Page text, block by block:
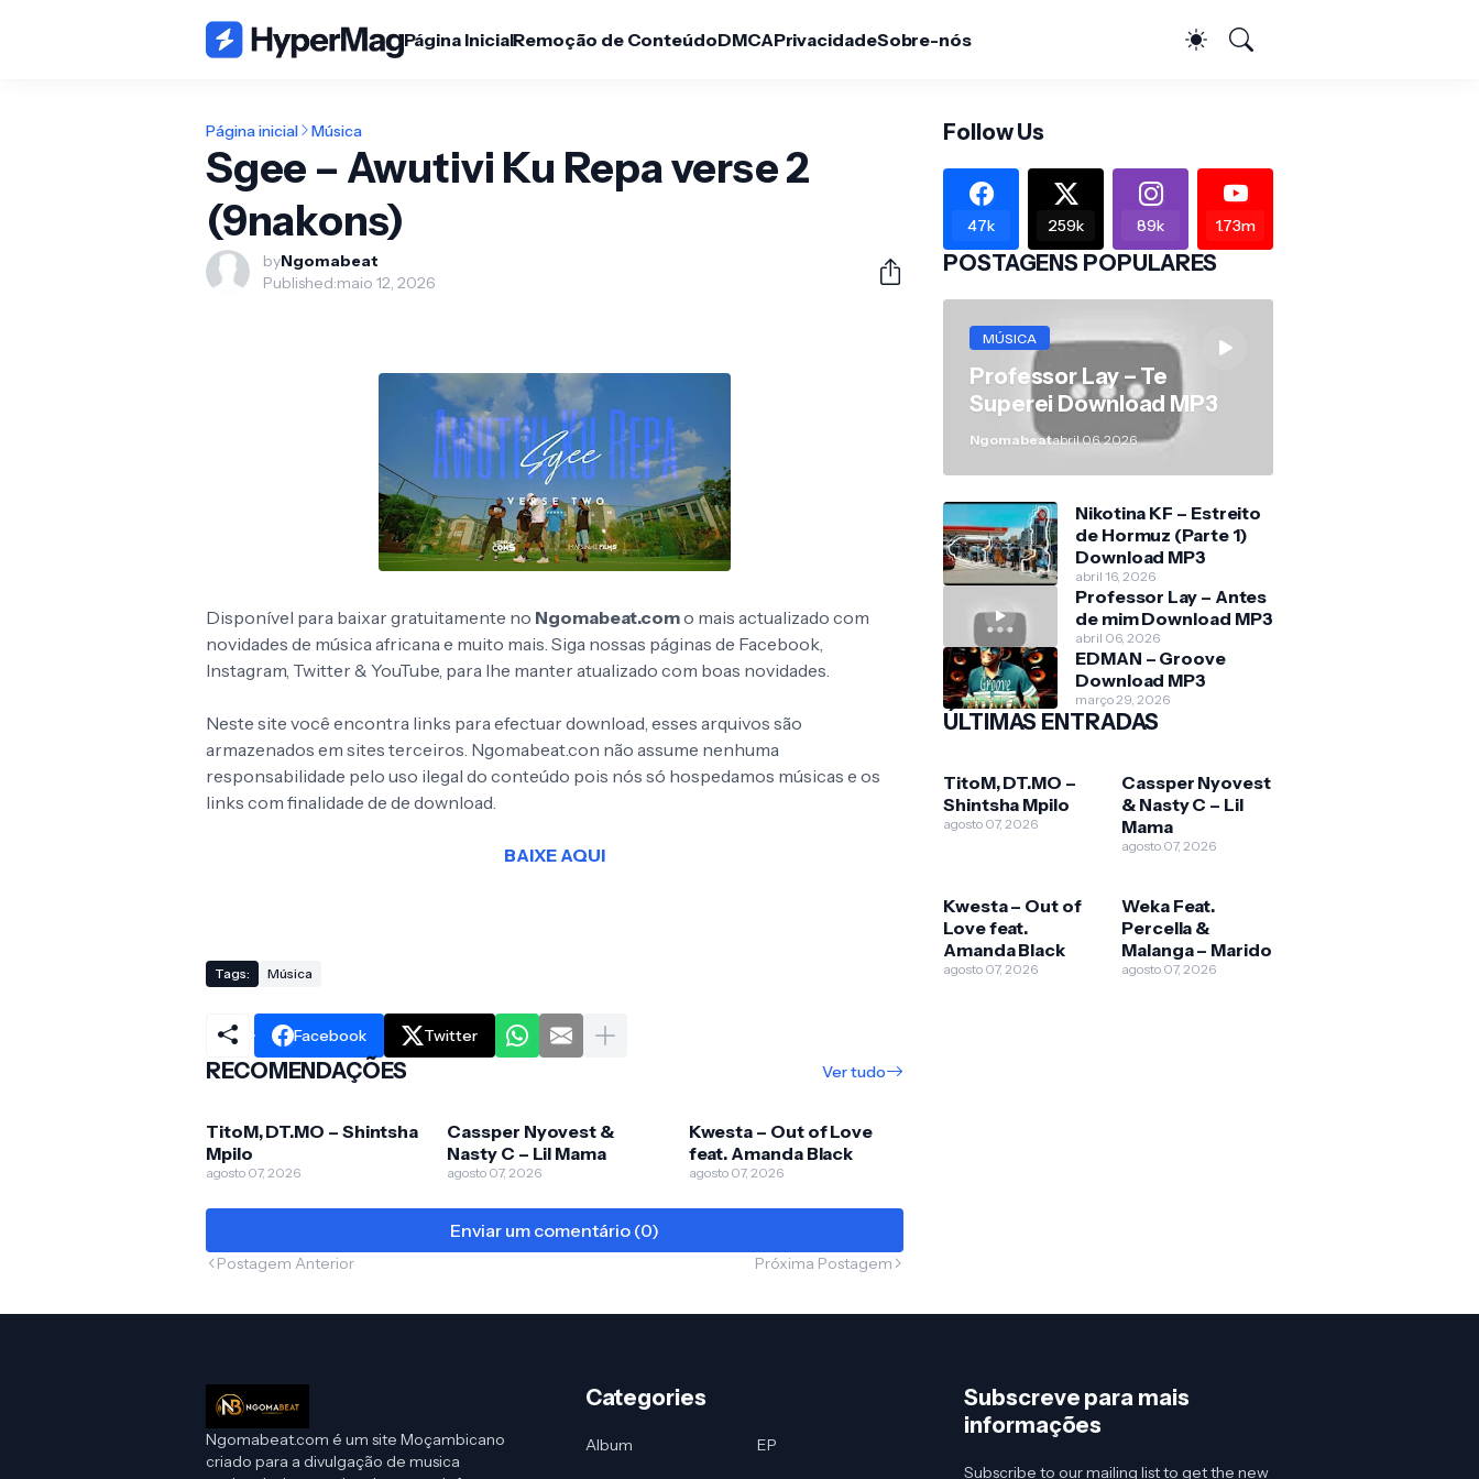
Página InicialRemoção de ConteúdoDMCAPrivacidadeSobre-nós
Página inicial Música
Sgee – Awutivi Ku Repa verse 2
(9nakons)
byNgomabeat
Published:maio 12, 2026
Disponível para baixar gratuitamente no Ngomabeat.como mais actualizado com
novidades de música africana e muito mais. Siga nossas páginas de Facebook,
Instagram, Twitter & YouTube, para lhe manter atualizado com boas novidades.
Neste site você encontra links para efectuar download, esses arquivos são
armazenados em sites terceiros. Ngomabeat.con não assume nenhuma
responsabilidade pelo uso ilegal do conteúdo pois nós só hospedamos músicas e os
links com finalidade de de download.
BAIXE AQUI
Tags: Música
Facebook Twitter
RECOMENDAÇÕES Ver tudo
TitoM, DT.MO – Shintsha
Mpilo
agosto 07, 2026
Cassper Nyovest &
Nasty C – Lil Mama
agosto 07, 2026
Kwesta – Out of Love
feat. Amanda Black
agosto 07, 2026
Enviar um comentário (0)
Postagem Anterior Próxima Postagem
Follow Us
47k 259k 89k 1.73m
POSTAGENS POPULARES
MÚSICA
Professor Lay – Te
Superei Download MP3
Ngomabeatabril 06, 2026
Nikotina KF – Estreito
de Hormuz (Parte 1)
Download MP3
abril 16, 2026
Professor Lay – Antes
de mim Download MP3
abril 06, 2026
EDMAN – Groove
Download MP3
março 29, 2026
ÚLTIMAS ENTRADAS
TitoM, DT.MO –
Shintsha Mpilo
agosto 07, 2026
Cassper Nyovest
& Nasty C – Lil
Mama
agosto 07, 2026
Kwesta – Out of
Love feat.
Amanda Black
agosto 07, 2026
Weka Feat.
Percella &
Malanga – Marido
agosto 07, 2026
Ngomabeat.com é um site Moçambicano
criado para a divulgação de musica
Categories
Album
EP
Subscreve para mais
informações
Subscribe to our mailing list to get the new